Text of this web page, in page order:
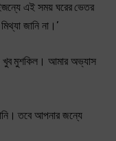
এই সময় ঘরের ভেতর
জানি না।’
খুব মুশকিল। আমার অভ্যাস
তবে আপনার জন্যে